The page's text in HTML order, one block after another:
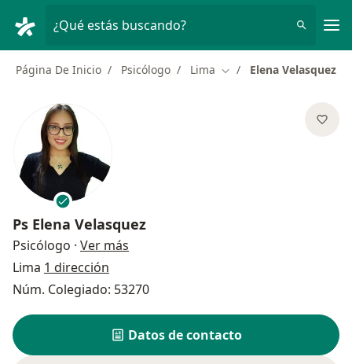
¿Qué estás buscando?
Página De Inicio Psicólogo Lima Cambiar de ciudad
Elena Velasquez
Ps Elena Velasquez
Psicólogo · Ver más
Lima 1 dirección
Núm. Colegiado: 53270
Datos de contacto